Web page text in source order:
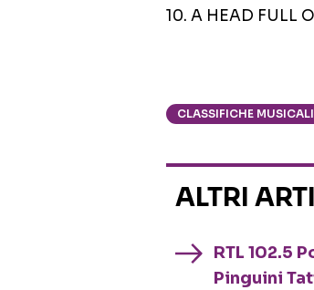
10. A HEAD FULL
CLASSIFICHE MUSICALI
ALTRI
RTL 102.5
Pinguini